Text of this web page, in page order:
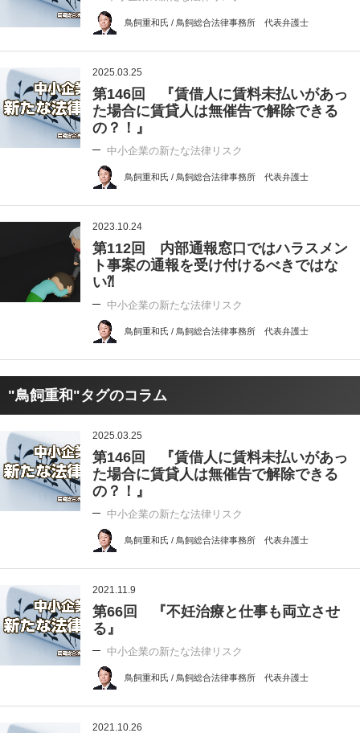
鳥飼重和氏 / 鳥飼総合法律事務所 代表弁護士
2025.03.25
第146回 『賃借人に賃料未払いがあっ
た場合に賃貸人は無催告で解除できる
の？！』
中小企業の新たな法律リスク
鳥飼重和氏 / 鳥飼総合法律事務所 代表弁護士
2023.10.24
第112回 内部通報窓口ではハラスメン
ト事案の通報を受け付けるべきではな
い⁈
中小企業の新たな法律リスク
鳥飼重和氏 / 鳥飼総合法律事務所 代表弁護士
"鳥飼重和"タグのコラム
2025.03.25
第146回 『賃借人に賃料未払いがあっ
た場合に賃貸人は無催告で解除できる
の？！』
中小企業の新たな法律リスク
鳥飼重和氏 / 鳥飼総合法律事務所 代表弁護士
2021.11.9
第66回 『不妊治療と仕事も両立させ
る』
中小企業の新たな法律リスク
鳥飼重和氏 / 鳥飼総合法律事務所 代表弁護士
2021.10.26